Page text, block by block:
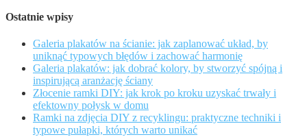
Ostatnie wpisy
Galeria plakatów na ścianie: jak zaplanować układ, by
uniknąć typowych błędów i zachować harmonię
Galeria plakatów: jak dobrać kolory, by stworzyć spójną i
inspirującą aranżację ściany
Złocenie ramki DIY: jak krok po kroku uzyskać trwały i
efektowny połysk w domu
Ramki na zdjęcia DIY z recyklingu: praktyczne techniki i
typowe pułapki, których warto unikać